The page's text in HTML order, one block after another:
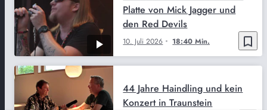
bookmark_border
10. Juli 2026 18:40 Min.
Platte von Mick Jagger und
den Red Devils
44 Jahre Haindling und kein
Konzert in Traunstein